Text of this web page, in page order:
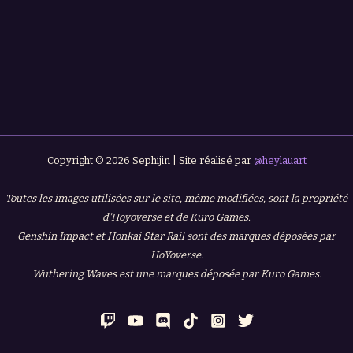
Copyright © 2026 Sephijin | Site réalisé par @heylauart
Toutes les images utilisées sur le site, même modifiées, sont la propriété
d'Hoyoverse et de Kuro Games.
Genshin Impact et Honkai Star Rail sont des marques déposées par
HoYoverse.
Wuthering Waves est une marques déposée par Kuro Games.